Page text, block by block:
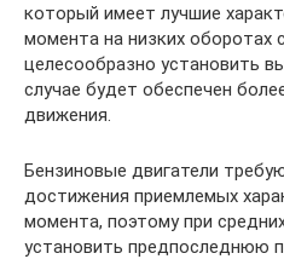
который имеет лучшие
момента на низких оборотах
целесообразно установить
случае будет обеспечен
движения.
Бензиновые двигатели
достижения приемлемых
момента, поэтому при
установить предпоследнюю